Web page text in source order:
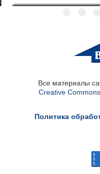
Все материалы
Creative
Политика